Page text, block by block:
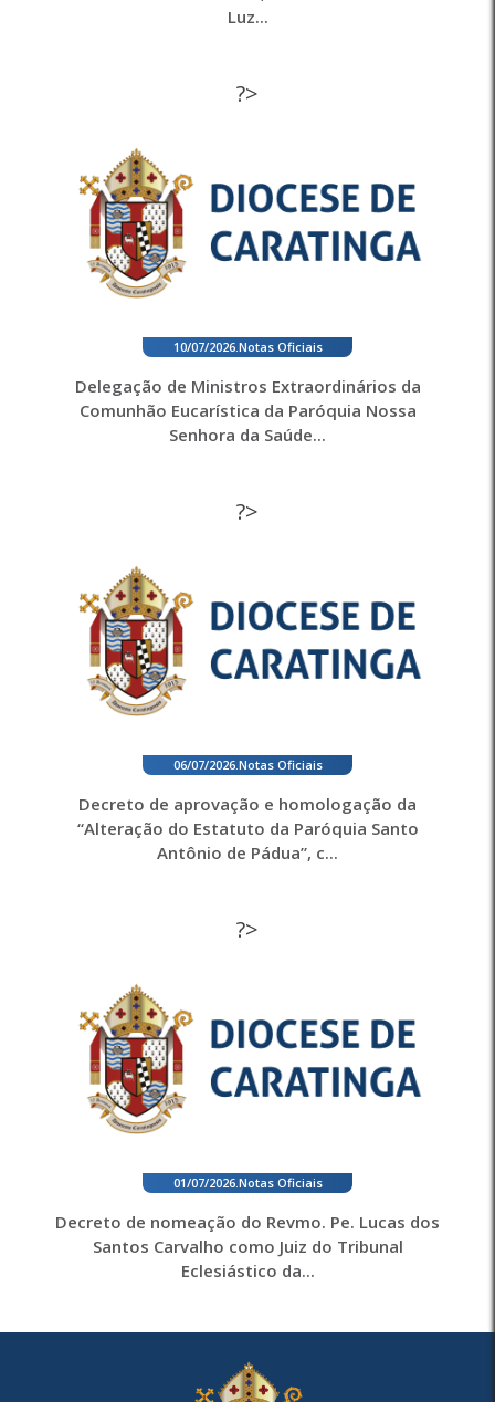
Luz...
?>
10/07/2026. Notas Oficiais
Delegação de Ministros Extraordinários da
Comunhão Eucarística da Paróquia Nossa
Senhora da Saúde...
?>
06/07/2026. Notas Oficiais
Decreto de aprovação e homologação da
“Alteração do Estatuto da Paróquia Santo
Antônio de Pádua”, c...
?>
01/07/2026. Notas Oficiais
Decreto de nomeação do Revmo. Pe. Lucas dos
Santos Carvalho como Juiz do Tribunal
Eclesiástico da...